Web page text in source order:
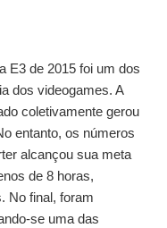
E3 de 2015 foi um dos
dos videogames. A
coletivamente gerou
entanto, os números
alcançou sua meta
de 8 horas,
No final, foram
se uma das